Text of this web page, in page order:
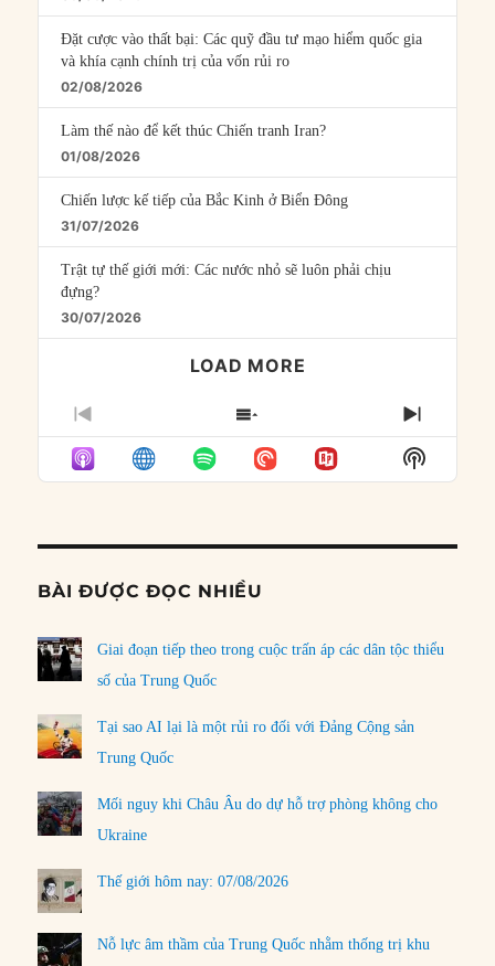
Đặt cược vào thất bại: Các quỹ đầu tư mạo hiểm quốc gia
và khía cạnh chính trị của vốn rủi ro
02/08/2026
Làm thế nào để kết thúc Chiến tranh Iran?
01/08/2026
Chiến lược kế tiếp của Bắc Kinh ở Biển Đông
31/07/2026
Trật tự thế giới mới: Các nước nhỏ sẽ luôn phải chịu
đựng?
30/07/2026
LOAD MORE
PREVIOUS
EPISODE
SHOW
EPISODES
LIST
NEXT
Show
Podcast
BÀI ĐƯỢC ĐỌC NHIỀU
Giai đoạn tiếp theo trong cuộc trấn áp các dân tộc thiểu
số của Trung Quốc
Tại sao AI lại là một rủi ro đối với Đảng Cộng sản
Trung Quốc
Mối nguy khi Châu Âu do dự hỗ trợ phòng không cho
Ukraine
Thế giới hôm nay: 07/08/2026
Nỗ lực âm thầm của Trung Quốc nhằm thống trị khu